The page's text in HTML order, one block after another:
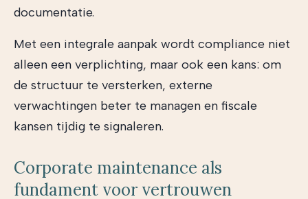
documentatie.
Met een integrale aanpak wordt compliance niet
alleen een verplichting, maar ook een kans: om
de structuur te versterken, externe
verwachtingen beter te managen en fiscale
kansen tijdig te signaleren.
Corporate maintenance als
fundament voor vertrouwen